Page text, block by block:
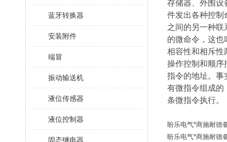
蓝牙转换器
安装附件
端冒
振动输送机
液位传感器
液位控制器
固态继电器
存储器、外围设
件发出各种控制
之间的另一种
的微命令，这也
相容性和相斥性
操作控制和顺序
指令的地址。事
有微指令组成的
条微指令执行。
盼乐电气*商施耐德
盼乐电气*商施耐德